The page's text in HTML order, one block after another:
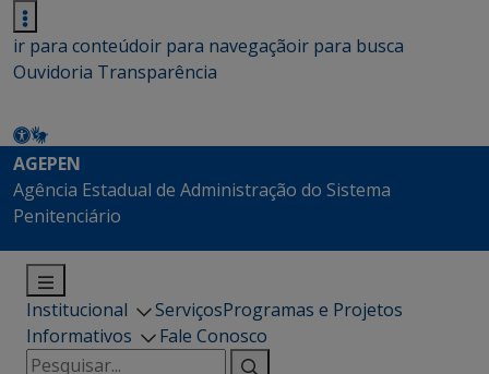
ir para conteúdoir para navegaçãoir para busca
Ouvidoria Transparência
AGEPEN
Agência Estadual de Administração do Sistema
Penitenciário
Institucional ServiçosProgramas e Projetos
Informativos
Fale Conosco
Pesquisar